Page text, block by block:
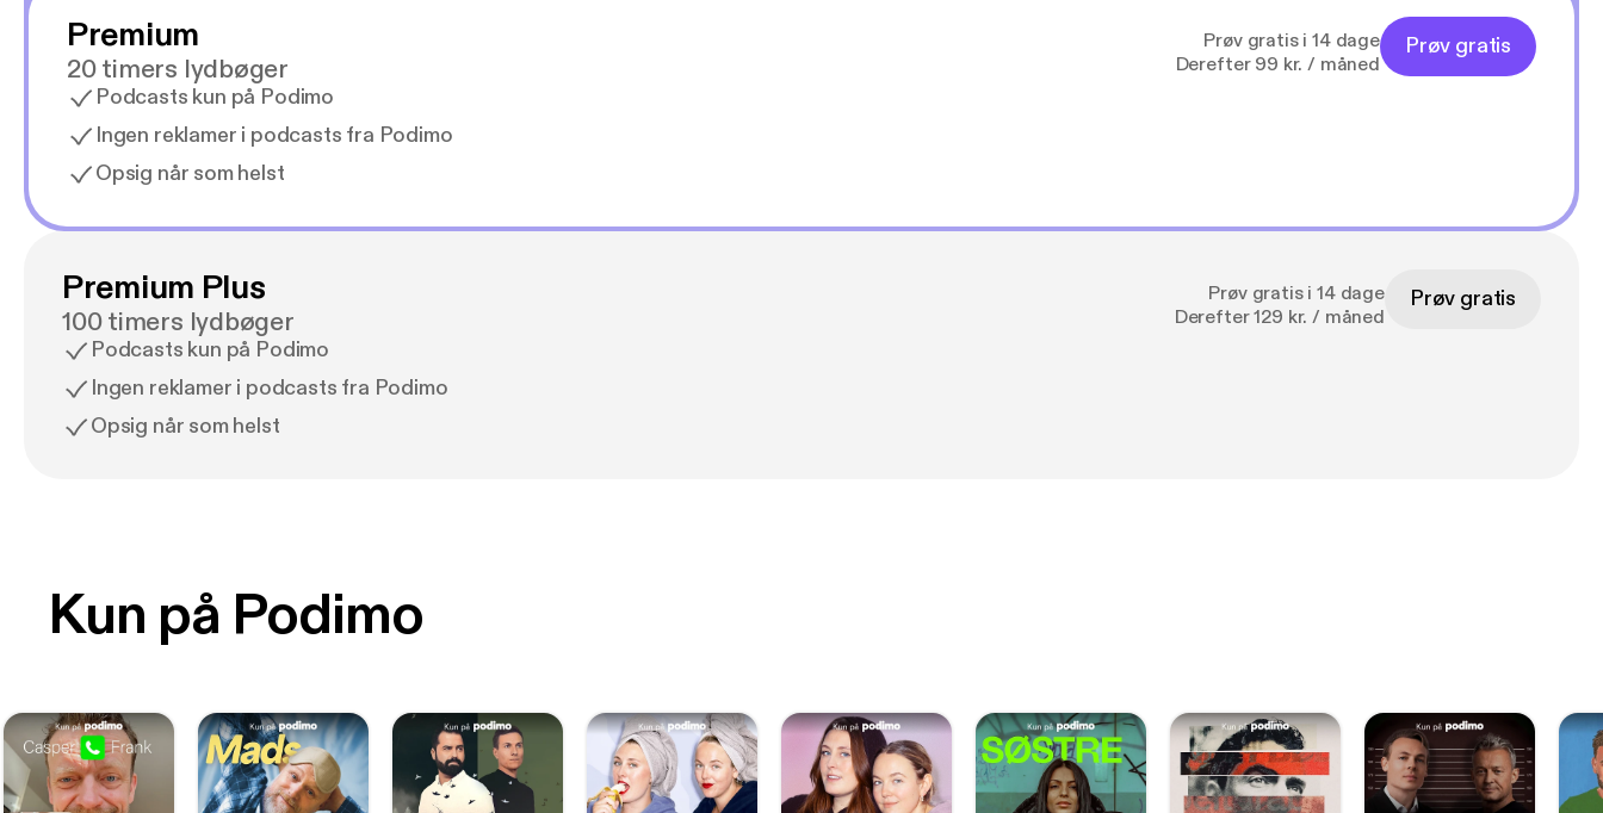
Premium
20 timers lydbøger
Podcasts kun på Podimo
Ingen reklamer i podcasts fra Podimo
Opsig når som helst
Prøv gratis i 14 dage
Derefter 99 kr. / måned
Prøv gratis
Premium Plus
100 timers lydbøger
Podcasts kun på Podimo
Ingen reklamer i podcasts fra Podimo
Opsig når som helst
Prøv gratis i 14 dage
Derefter 129 kr. / måned
Prøv gratis
Kun på Podimo